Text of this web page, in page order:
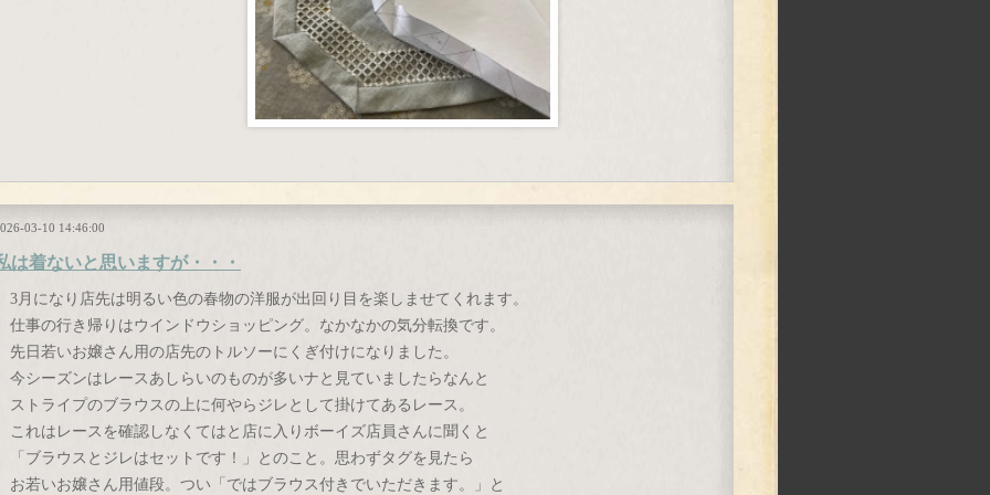
03-10 14:46:00
は着ないと思いますが・・・
3月になり店先は明るい色の春物の洋服が出回り目を楽しませてくれます。
仕事の行き帰りはウインドウショッピング。なかなかの気分転換です。
先日若いお嬢さん用の店先のトルソーにくぎ付けになりました。
今シーズンはレースあしらいのものが多いナと見ていましたらなんと
ストライプのブラウスの上に何やらジレとして掛けてあるレース。
これはレースを確認しなくてはと店に入りボーイズ店員さんに聞くと
「ブラウスとジレはセットです！」とのこと。思わずタグを見たら
お若いお嬢さん用値段。つい「ではブラウス付きでいただきます。」と